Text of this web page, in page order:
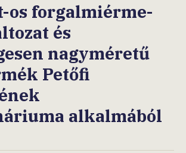
os forgalmiérme-
és
nagyméretű
Petőfi
alkalmából